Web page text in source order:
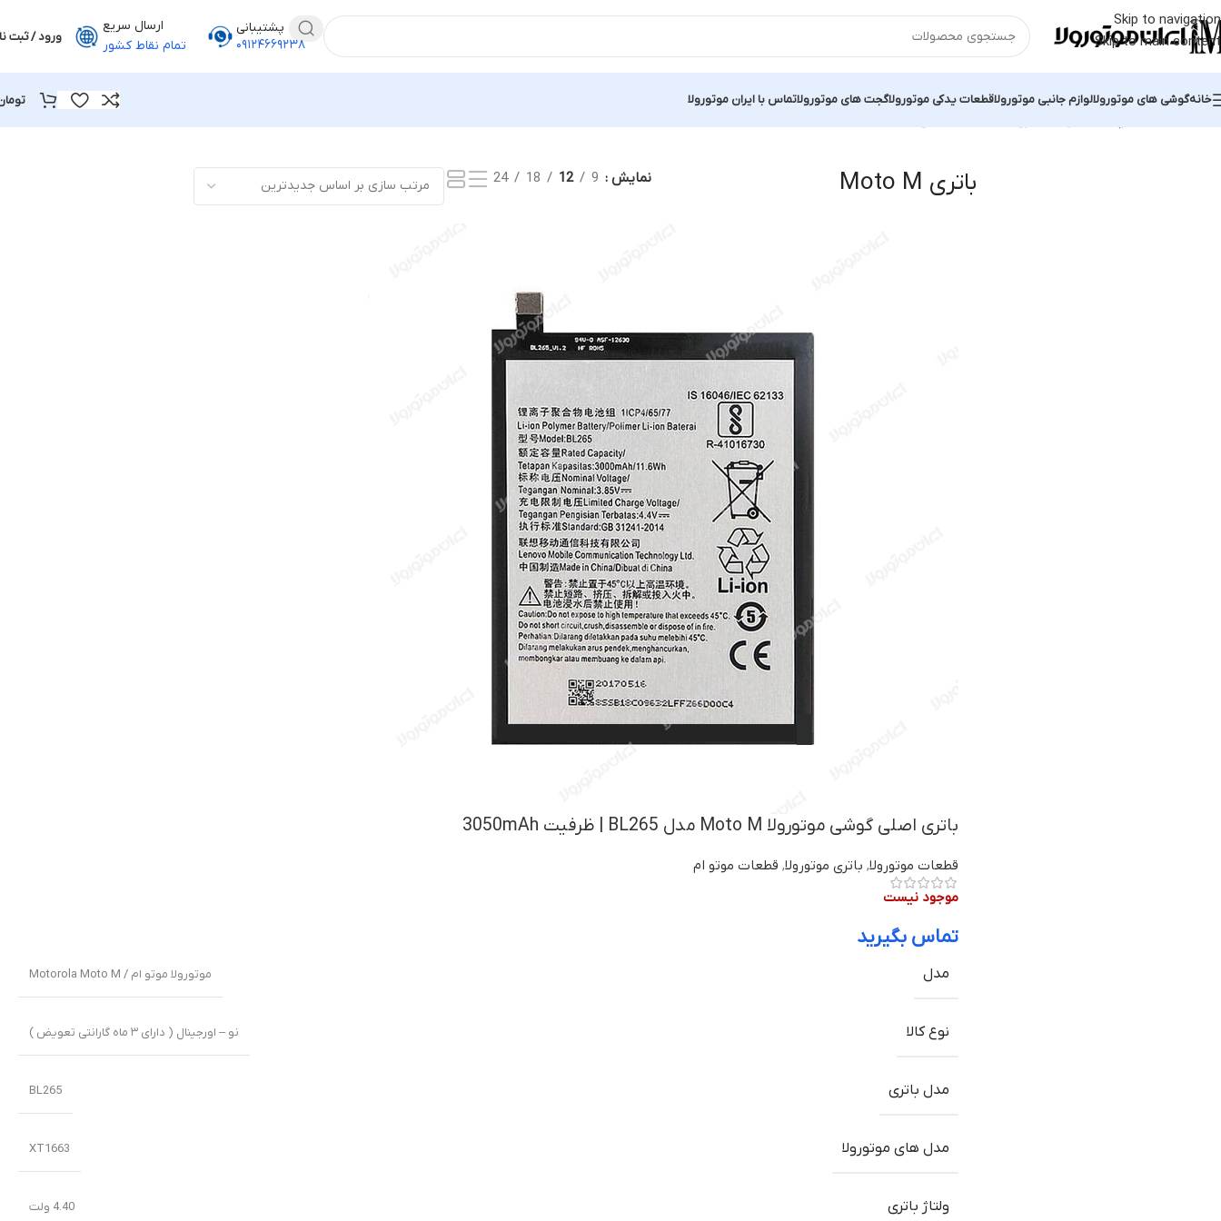
Skip to navigation
Skip to main content
پشتیبانی
۰۹۱۲۴۶۶۹۲۳۸
ارسال سریع
تمام نقاط کشور
ورود / ثبت
خانهگوشی های موتورولالوازم جانبی موتورولاقطعات یدکی موتورولاگجت های موتورولاتماس با ایران موتورولا
باتری Moto M نمایش 9
12
18
24
باتری اصلی گوشی موتورولا Moto M مدل BL265 | ظرفیت 3050mAh
قطعات موتورولا, باتری موتورولا, قطعات موتو ام
موجود نیست
تماس بگیرید
مدل موتورولا موتو ام / Motorola Moto M
نوع کالا نو – اورجینال ( دارای ۳ ماه گارانتی تعویض )
مدل باتری BL265
مدل های موتورولا XT1663
ولتاژ باتری 4.40 ولت